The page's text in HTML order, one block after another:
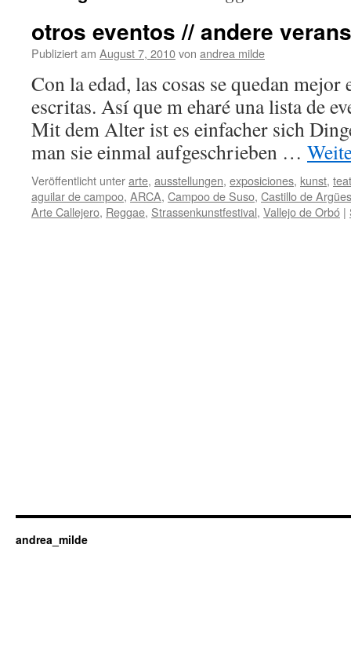
otros eventos // andere
Publiziert am August 7, 2010von andrea milde
Con la edad, las cosas se quedan
escritas. Así que m eharé una lista de
Mit dem Alter ist es einfacher sich
man sie einmal aufgeschrieben …
Veröffentlicht unterarte, ausstellungen, exposiciones, kunst,
aguilar de campoo, ARCA, Campoo de Suso, Castillo de
Arte Callejero, Reggae, Strassenkunstfestival, Vallejo de Orbó |
andrea_milde